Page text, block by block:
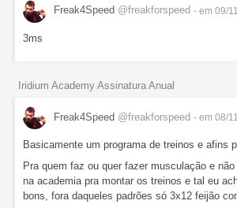
Freak4Speed @freakforspeed - em 09/
3ms
Iridium Academy Assinatura Anual
Freak4Speed @freakforspeed - em 08/
Basicamente um programa de treinos e afins
Pra quem faz ou quer fazer musculação e
na academia pra montar os treinos e tal eu
bons, fora daqueles padrões só 3x12 feijão